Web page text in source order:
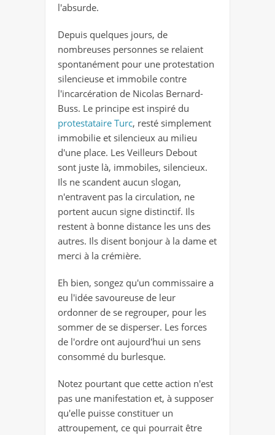
l'absurde.
Depuis quelques jours, de
nombreuses personnes se relaient
spontanément pour une protestation
silencieuse et immobile contre
l'incarcération de Nicolas Bernard-
Buss. Le principe est inspiré du
protestataire Turc, resté simplement
immobilie et silencieux au milieu
d'une place. Les Veilleurs Debout
sont juste là, immobiles, silencieux.
Ils ne scandent aucun slogan,
n'entravent pas la circulation, ne
portent aucun signe distinctif. Ils
restent à bonne distance les uns des
autres. Ils disent bonjour à la dame et
merci à la crémière.
Eh bien, songez qu'un commissaire a
eu l'idée savoureuse de leur
ordonner de se regrouper, pour les
sommer de se disperser. Les forces
de l'ordre ont aujourd'hui un sens
consommé du burlesque.
Notez pourtant que cette action n'est
pas une manifestation et, à supposer
qu'elle puisse constituer un
attroupement, ce qui pourrait être